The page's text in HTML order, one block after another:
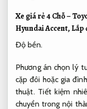
Xe giá rẻ 4 Chỗ –
Hyundai Accent,Lắp
Độ bền.
Phương án chọn lý
cặp đôi hoặc gia
thuật.Tiết kiệm
chuyển trong nội